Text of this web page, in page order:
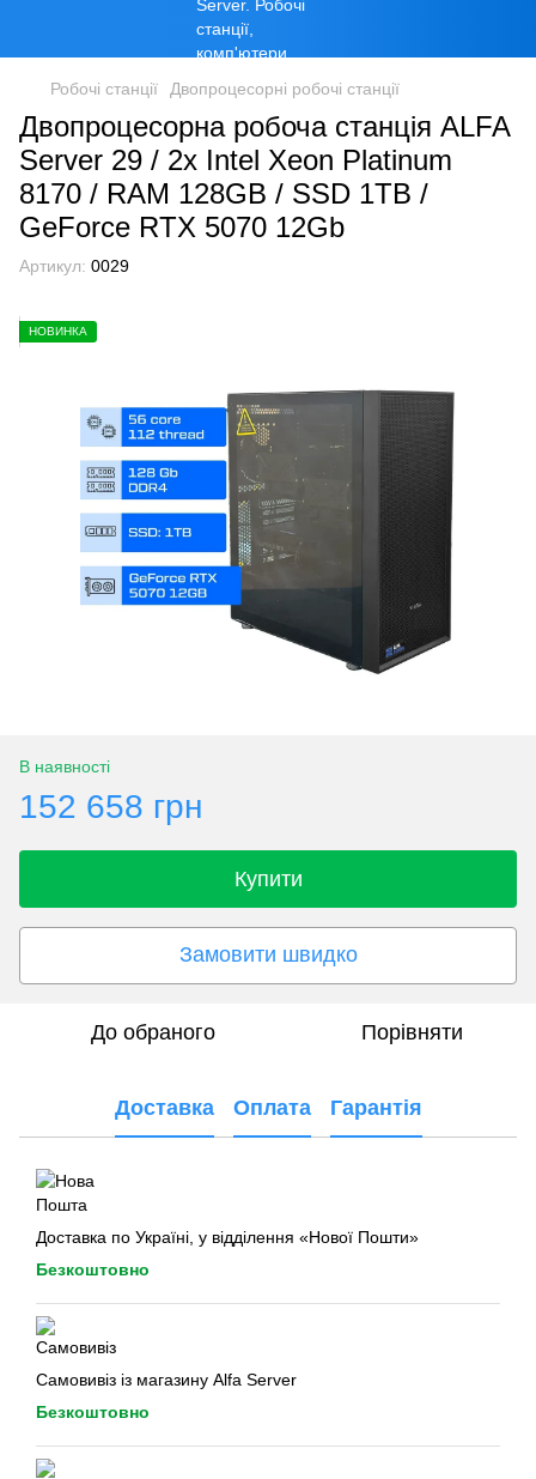
Робочі станції Двопроцесорні робочі станції
Двопроцесорна робоча станція ALFA
Server 29 / 2x Intel Xeon Platinum
8170 / RAM 128GB / SSD 1TB /
GeForce RTX 5070 12Gb
Артикул: 0029
НОВИНКА
В наявності
152 658 грн
Купити
Замовити швидко
До обраного Порівняти
Доставка Оплата Гарантія
Доставка по Україні, у відділення «Нової Пошти»
Безкоштовно
Самовивіз із магазину Alfa Server
Безкоштовно